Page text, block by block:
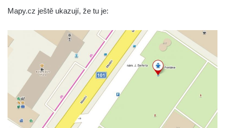
Vltavou
Socha Memento na kruhovém objezdu ve
Hluboké nad Vltavou
Socha Chalikotérium v ZOO Hluboká
Socha Smilodon v ZOO Hluboká
Socha Veledaněk v ZOO Hluboká
Socha Koroun bezzubý v ZOO Hluboká
Socha Plejtvák obrovský v ZOO Hluboká
Mapy.cz ještě ukazují, že tu je: